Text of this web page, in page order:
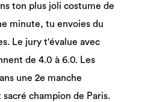
ton plus joli costume de
minute, tu envoies du
Le jury t'évalue avec
de 4.0 à 6.0. Les
une 2e manche
champion de Paris.